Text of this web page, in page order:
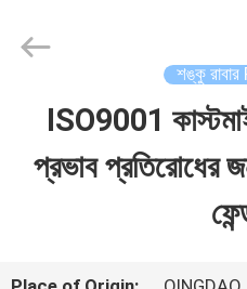
VR
Rubber
Products
শঙ্কু
ISO9001
প্রভাব প্রতিরোধের